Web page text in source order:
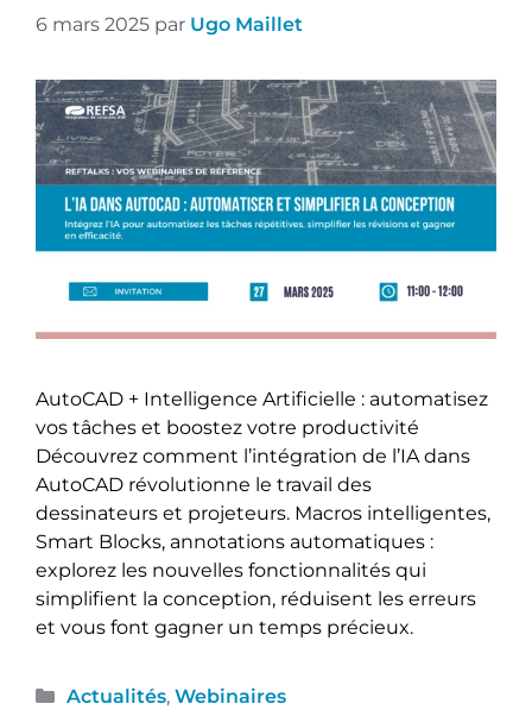
6 mars 2025 par Ugo Maillet
AutoCAD + Intelligence Artificielle : automatisez
vos tâches et boostez votre productivité
Découvrez comment l’intégration de l’IA dans
AutoCAD révolutionne le travail des
dessinateurs et projeteurs. Macros intelligentes,
Smart Blocks, annotations automatiques :
explorez les nouvelles fonctionnalités qui
simplifient la conception, réduisent les erreurs
et vous font gagner un temps précieux.
Actualités, Webinaires